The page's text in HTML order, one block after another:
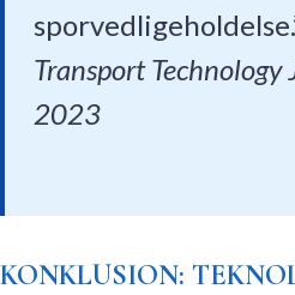
Transport Technology
2023
KONKLUSION: